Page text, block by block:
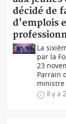
décidé de
d'emplois
La
par la
23
Parrain
ministre
il y a